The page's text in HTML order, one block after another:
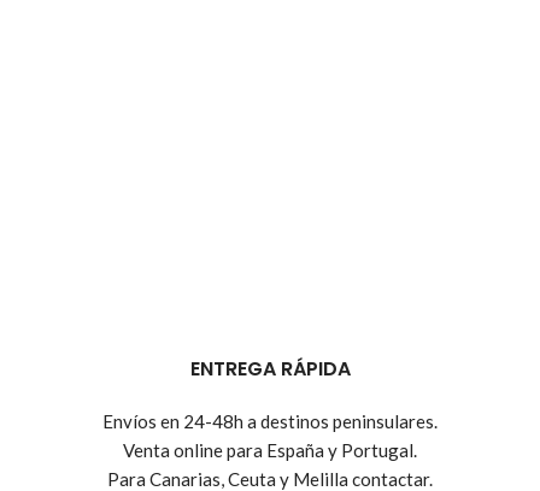
ENTREGA RÁPIDA
Envíos en 24-48h a destinos peninsulares.
Venta online para España y Portugal.
Para Canarias, Ceuta y Melilla contactar.